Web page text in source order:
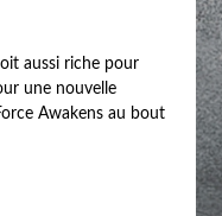
aussi riche pour
une nouvelle
Awakens au bout